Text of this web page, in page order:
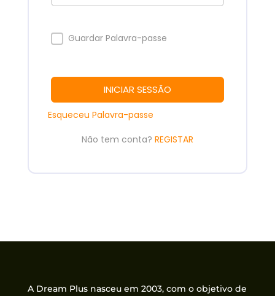
Guardar Palavra-passe
INICIAR SESSÃO
Esqueceu Palavra-passe
Não tem conta? REGISTAR
A Dream Plus nasceu em 2003, com o objetivo de